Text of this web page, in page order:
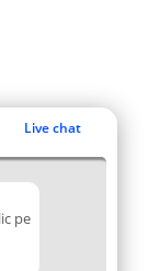
Live chat
pe